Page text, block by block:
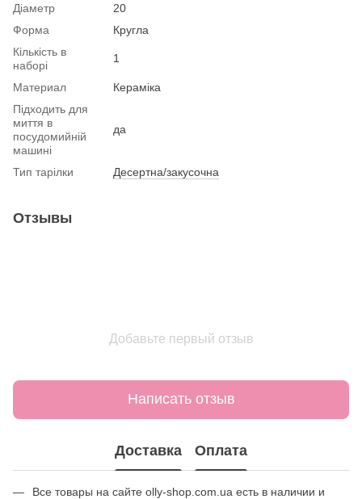
Діаметр
20
Форма
Кругла
Кількість в
наборі
1
Материал
Кераміка
Підходить для
миття в
посудомийній
машині
да
Тип тарілки Десертна/закусочна
Отзывы
Добавьте первый отзыв
Написать отзыв
Доставка Оплата
Все товары на сайте olly-shop.com.ua есть в наличии и